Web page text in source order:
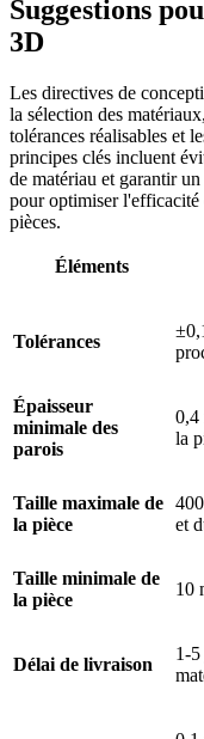
Suggestions
3D
Les directives de
la sélection des
tolérances réalisables et
principes clés incluent
de matériau et garantir
pour optimiser l'efficacité
pièces.
Éléments
Tolérances
Épaisseur
minimale des
parois
0,4
la
Taille maximale de
la pièce
et
Taille minimale de
la pièce
10
Délai de livraison
1-